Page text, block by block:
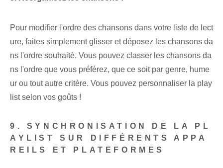
Pour modifier l'ordre des chansons dans votre liste de lect
ure, faites simplement glisser et déposez les chansons da
ns l'ordre souhaité. Vous pouvez classer les chansons da
ns l'ordre que vous préférez, que ce soit par genre, hume
ur ou tout autre critère. Vous pouvez personnaliser la ⁤play
list selon vos ⁤goûts !
9. SYNCHRONISATION DE LA PL
AYLIST SUR DIFFÉRENTS APPA
REILS ET PLATEFORMES